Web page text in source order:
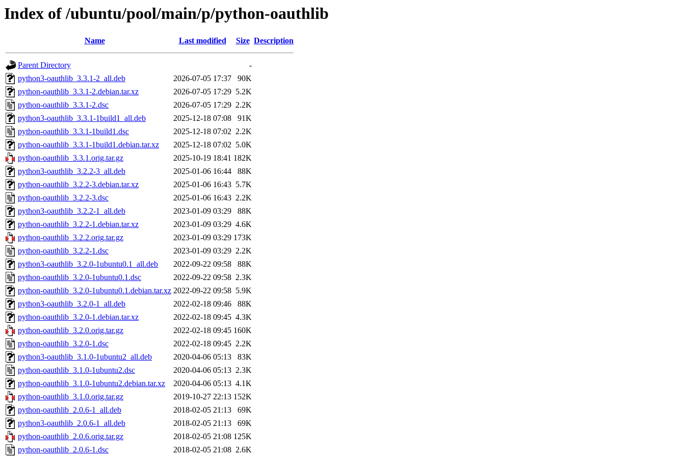
Index of /ubuntu/pool/main/p/python-oauthlib
Name Last modified Size Description
Parent Directory
-
python3-oauthlib_3.3.1-2_all.deb
2026-07-05 17:37
90K
python-oauthlib_3.3.1-2.debian.tar.xz
2026-07-05 17:29 5.2K
python-oauthlib_3.3.1-2.dsc
2026-07-05 17:29 2.2K
python3-oauthlib_3.3.1-1build1_all.deb
2025-12-18 07:08
91K
python-oauthlib_3.3.1-1build1.dsc
2025-12-18 07:02 2.2K
python-oauthlib_3.3.1-1build1.debian.tar.xz
2025-12-18 07:02 5.0K
python-oauthlib_3.3.1.orig.tar.gz
2025-10-19 18:41 182K
python3-oauthlib_3.2.2-3_all.deb
2025-01-06 16:44
88K
python-oauthlib_3.2.2-3.debian.tar.xz
2025-01-06 16:43 5.7K
python-oauthlib_3.2.2-3.dsc
2025-01-06 16:43 2.2K
python3-oauthlib_3.2.2-1_all.deb
2023-01-09 03:29
88K
python-oauthlib_3.2.2-1.debian.tar.xz
2023-01-09 03:29 4.6K
python-oauthlib_3.2.2.orig.tar.gz
2023-01-09 03:29 173K
python-oauthlib_3.2.2-1.dsc
2023-01-09 03:29 2.2K
python3-oauthlib_3.2.0-1ubuntu0.1_all.deb
2022-09-22 09:58
88K
python-oauthlib_3.2.0-1ubuntu0.1.dsc
2022-09-22 09:58 2.3K
python-oauthlib_3.2.0-1ubuntu0.1.debian.tar.xz 2022-09-22 09:58 5.9K
python3-oauthlib_3.2.0-1_all.deb
2022-02-18 09:46
88K
python-oauthlib_3.2.0-1.debian.tar.xz
2022-02-18 09:45 4.3K
python-oauthlib_3.2.0.orig.tar.gz
2022-02-18 09:45 160K
python-oauthlib_3.2.0-1.dsc
2022-02-18 09:45 2.2K
python3-oauthlib_3.1.0-1ubuntu2_all.deb
2020-04-06 05:13
83K
python-oauthlib_3.1.0-1ubuntu2.dsc
2020-04-06 05:13 2.3K
python-oauthlib_3.1.0-1ubuntu2.debian.tar.xz
2020-04-06 05:13 4.1K
python-oauthlib_3.1.0.orig.tar.gz
2019-10-27 22:13 152K
python-oauthlib_2.0.6-1_all.deb
2018-02-05 21:13
69K
python3-oauthlib_2.0.6-1_all.deb
2018-02-05 21:13
69K
python-oauthlib_2.0.6.orig.tar.gz
2018-02-05 21:08 125K
python-oauthlib_2.0.6-1.dsc
2018-02-05 21:08 2.6K